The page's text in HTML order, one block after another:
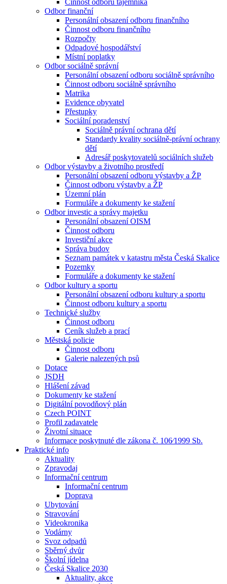
Činnost odboru tajemníka
Odbor finanční
Personální obsazení odboru finančního
Činnost odboru finančního
Rozpočty
Odpadové hospodářství
Místní poplatky
Odbor sociálně správní
Personální obsazení odboru sociálně správního
Činnost odboru sociálně správního
Matrika
Evidence obyvatel
Přestupky
Sociální poradenství
Sociálně právní ochrana dětí
Standardy kvality sociálně-právní ochrany
dětí
Adresář poskytovatelů sociálních služeb
Odbor výstavby a životního prostředí
Personální obsazení odboru výstavby a ŽP
Činnost odboru výstavby a ŽP
Územní plán
Formuláře a dokumenty ke stažení
Odbor investic a správy majetku
Personální obsazení OISM
Činnost odboru
Investiční akce
Správa budov
Seznam památek v katastru města Česká Skalice
Pozemky
Formuláře a dokumenty ke stažení
Odbor kultury a sportu
Personální obsazení odboru kultury a sportu
Činnost odboru kultury a sportu
Technické služby
Činnost odboru
Ceník služeb a prací
Městská policie
Činnost odboru
Galerie nalezených psů
Dotace
JSDH
Hlášení závad
Dokumenty ke stažení
Digitální povodňový plán
Czech POINT
Profil zadavatele
Životní situace
Informace poskytnuté dle zákona č. 106⁄1999 Sb.
Praktické info
Aktuality
Zpravodaj
Informační centrum
Informační centrum
Doprava
Ubytování
Stravování
Videokronika
Vodárny
Svoz odpadů
Sběrný dvůr
Školní jídelna
Česká Skalice 2030
Aktuality, akce